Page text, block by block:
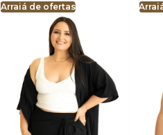
Arraiá de ofertas